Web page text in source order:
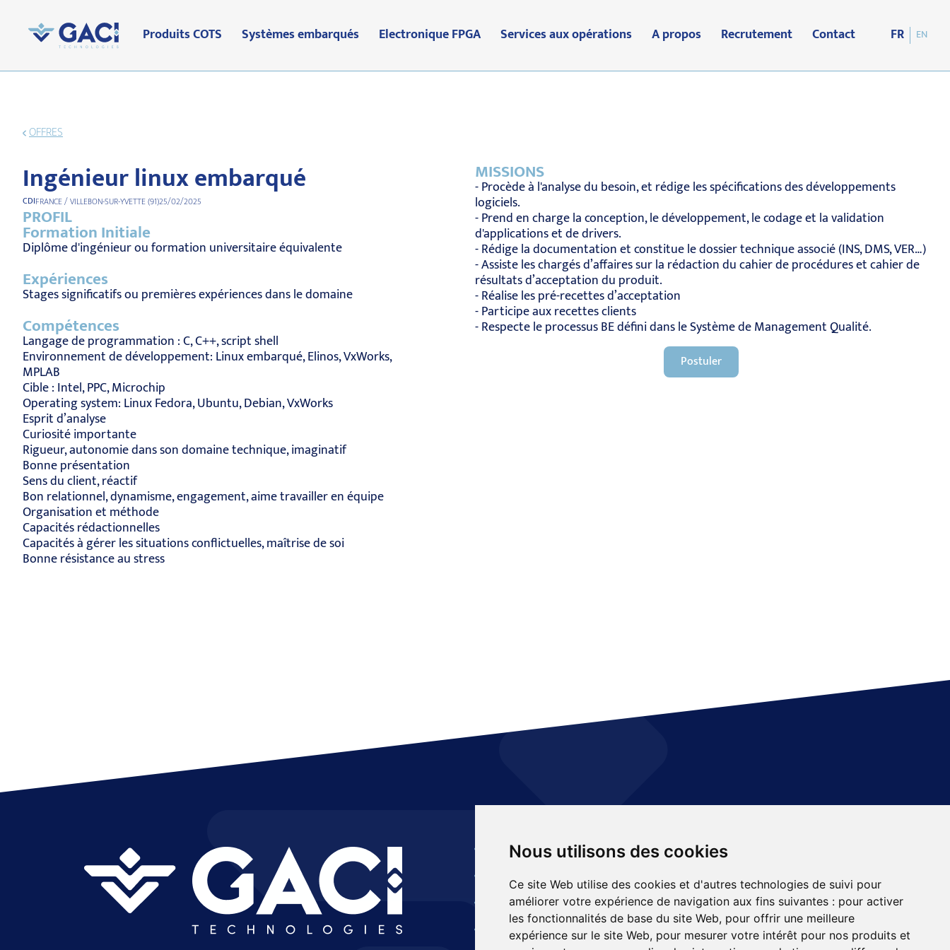
Nous utilisons des cookies
Ce site Web utilise des cookies et d'autres technologies de suivi pour
améliorer votre expérience de navigation aux fins suivantes : pour activer
les fonctionnalités de base du site Web, pour offrir une meilleure
expérience sur le site Web, pour mesurer votre intérêt pour nos produits et
Produits COTS Systèmes embarqués Electronique FPGA Services aux opérations A propos Recrutement Contact FR EN
OFFRES
Ingénieur linux embarqué
CDIFRANCE / VILLEBON-SUR-YVETTE (91)25/02/2025
PROFIL
Formation Initiale
Diplôme d'ingénieur ou formation universitaire équivalente
Expériences
Stages significatifs ou premières expériences dans le domaine
Compétences
Langage de programmation : C, C++, script shell
Environnement de développement: Linux embarqué, Elinos, VxWorks,
MPLAB
Cible : Intel, PPC, Microchip
Operating system: Linux Fedora, Ubuntu, Debian, VxWorks
Esprit d’analyse
Curiosité importante
Rigueur, autonomie dans son domaine technique, imaginatif
Bonne présentation
Sens du client, réactif
Bon relationnel, dynamisme, engagement, aime travailler en équipe
Organisation et méthode
Capacités rédactionnelles
Capacités à gérer les situations conflictuelles, maîtrise de soi
Bonne résistance au stress
MISSIONS
- Procède à l'analyse du besoin, et rédige les spécifications des développements
logiciels.
- Prend en charge la conception, le développement, le codage et la validation
d'applications et de drivers.
- Rédige la documentation et constitue le dossier technique associé (INS, DMS, VER…)
- Assiste les chargés d’affaires sur la rédaction du cahier de procédures et cahier de
résultats d’acceptation du produit.
- Réalise les pré-recettes d’acceptation
- Participe aux recettes clients
- Respecte le processus BE défini dans le Système de Management Qualité.
Postuler
A propos
Actualités
Recrutement
Contact
Produits COTS
Systèmes embarqués
Electronique FPGA
Services aux opérations
Terrestre
Aéronautique
Civil